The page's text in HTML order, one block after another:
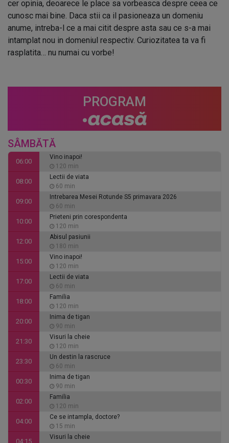
cer opinia, deoarece le place sa vorbeasca despre ceea ce
cunosc mai bine. Daca stii ca il pasioneaza un domeniu
anume, intreba-l ce a mai citit despre asta sau ce s-a mai
intamplat nou in domeniul respectiv. Curiozitatea ta va fi
rasplatita… nu numai cu vorbe!
PROGRAM
SÂMBĂTĂ
06:00
Vino inapoi!
120 min
08:00
Lectii de viata
60 min
09:00
Intrebarea Mesei Rotunde S5 primavara 2026
60 min
10:00
Prieteni prin corespondenta
120 min
12:00
Abisul pasiunii
180 min
15:00
Vino inapoi!
120 min
17:00
Lectii de viata
60 min
18:00
Familia
120 min
20:00
Inima de tigan
90 min
21:30
Visuri la cheie
120 min
23:30
Un destin la rascruce
60 min
00:30
Inima de tigan
90 min
02:00
Familia
120 min
04:00
Ce se intampla, doctore?
15 min
04:15
Visuri la cheie